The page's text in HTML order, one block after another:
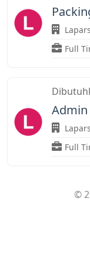
Full
Admin
Full
©